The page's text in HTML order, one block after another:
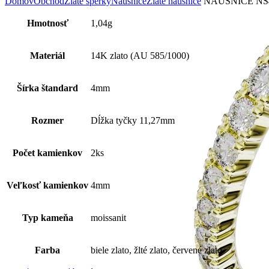
Hmotnosť 1,04g
Materiál 14K zlato (AU 585/1000)
Šírka štandard 4mm
Rozmer Dĺžka tyčky 11,27mm
Počet kamienkov 2ks
Veľkosť kamienkov 4mm
Typ kameňa moissanit
Farba biele zlato, žlté zlato, červené zlato